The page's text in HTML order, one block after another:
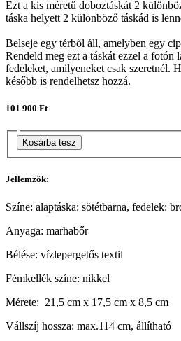
Ezt a kis méretű doboztáskát 2
táska helyett 2 különböző táskád is
Belseje egy térből áll, amelyben egy
Rendeld meg ezt a táskát ezzel a
fedeleket, amilyeneket csak szeretnél.
később is rendelhetsz hozzá.
101 900 Ft
Kosárba tesz
Jellemzők:
Színe: alaptáska: sötétbarna, fedelek:
Anyaga: marhabőr
Bélése: vízlepergetős textil
Fémkellék színe: nikkel
Mérete: 21,5 cm x 17,5 cm x 8,5 cm
Vállszíj hossza: max.114 cm, állítható